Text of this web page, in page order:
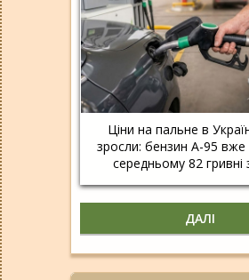
Ціни на пальне в
зросли: бензин А-95 вже
середньому 82 гривні
ДАЛІ